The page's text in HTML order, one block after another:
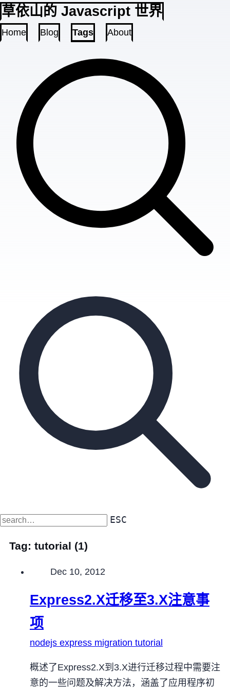
草依山的 Javascript 世界
Home Blog Tags About
ESC
Tag: tutorial (1)
Published on
Dec 10, 2012
Express2.X迁移至3.X注意事
项
nodejs express migration tutorial
概述了Express2.X到3.X进行迁移过程中需要注
意的一些问题及解决方法，涵盖了应用程序初